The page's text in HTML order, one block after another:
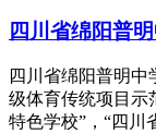
四川省绵阳普
四川省绵阳普明中
级体育传统项目示
特色学校”，“四川